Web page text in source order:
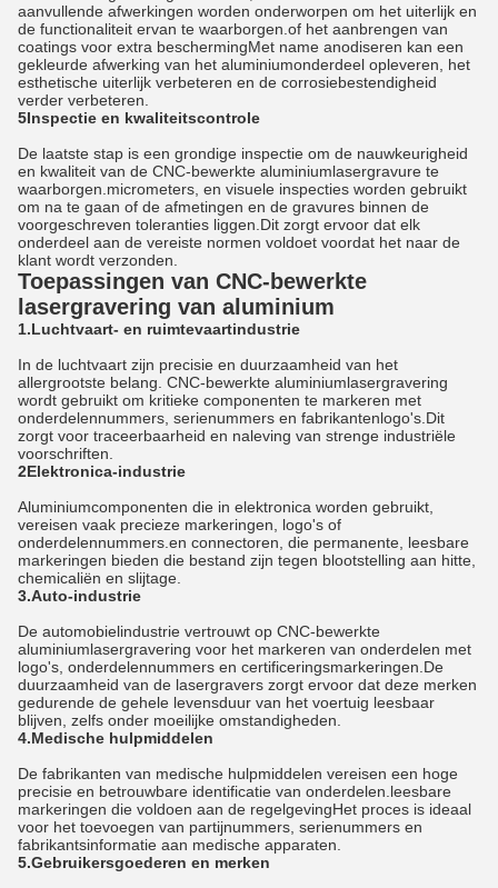
aanvullende afwerkingen worden onderworpen om het uiterlijk en
de functionaliteit ervan te waarborgen.of het aanbrengen van
coatings voor extra beschermingMet name anodiseren kan een
gekleurde afwerking van het aluminiumonderdeel opleveren, het
esthetische uiterlijk verbeteren en de corrosiebestendigheid
verder verbeteren.
5Inspectie en kwaliteitscontrole
De laatste stap is een grondige inspectie om de nauwkeurigheid
en kwaliteit van de CNC-bewerkte aluminiumlasergravure te
waarborgen.micrometers, en visuele inspecties worden gebruikt
om na te gaan of de afmetingen en de gravures binnen de
voorgeschreven toleranties liggen.Dit zorgt ervoor dat elk
onderdeel aan de vereiste normen voldoet voordat het naar de
klant wordt verzonden.
Toepassingen van CNC-bewerkte
lasergravering van aluminium
1.Luchtvaart- en ruimtevaartindustrie
In de luchtvaart zijn precisie en duurzaamheid van het
allergrootste belang. CNC-bewerkte aluminiumlasergravering
wordt gebruikt om kritieke componenten te markeren met
onderdelennummers, serienummers en fabrikantenlogo's.Dit
zorgt voor traceerbaarheid en naleving van strenge industriële
voorschriften.
2Elektronica-industrie
Aluminiumcomponenten die in elektronica worden gebruikt,
vereisen vaak precieze markeringen, logo's of
onderdelennummers.en connectoren, die permanente, leesbare
markeringen bieden die bestand zijn tegen blootstelling aan hitte,
chemicaliën en slijtage.
3.Auto-industrie
De automobielindustrie vertrouwt op CNC-bewerkte
aluminiumlasergravering voor het markeren van onderdelen met
logo's, onderdelennummers en certificeringsmarkeringen.De
duurzaamheid van de lasergravers zorgt ervoor dat deze merken
gedurende de gehele levensduur van het voertuig leesbaar
blijven, zelfs onder moeilijke omstandigheden.
4.Medische hulpmiddelen
De fabrikanten van medische hulpmiddelen vereisen een hoge
precisie en betrouwbare identificatie van onderdelen.leesbare
markeringen die voldoen aan de regelgevingHet proces is ideaal
voor het toevoegen van partijnummers, serienummers en
fabrikantsinformatie aan medische apparaten.
5.Gebruikersgoederen en merken